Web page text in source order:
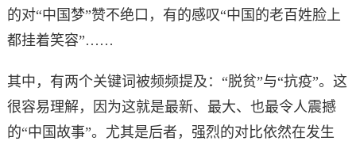
的对“中国梦”赞不绝口，有的感叹“中国的老百姓脸上
都挂着笑容”……
其中，有两个关键词被频频提及：“脱贫”与“抗疫”。这
很容易理解，因为这就是最新、最大、也最令人震撼
的“中国故事”。尤其是后者，强烈的对比依然在发生